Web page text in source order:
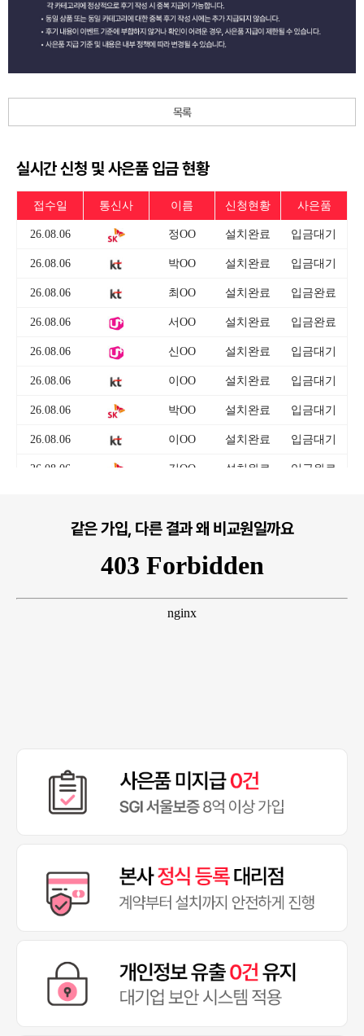
목록
실시간 신청 및 사은품 입금 현황
같은 가입, 다른 결과 왜 비교원일까요